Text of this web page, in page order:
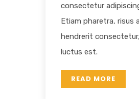
consectetur
Etiam pharetra, risus
hendrerit
luctus est.
READ MORE